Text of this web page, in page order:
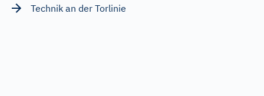
Technik an der Torlinie